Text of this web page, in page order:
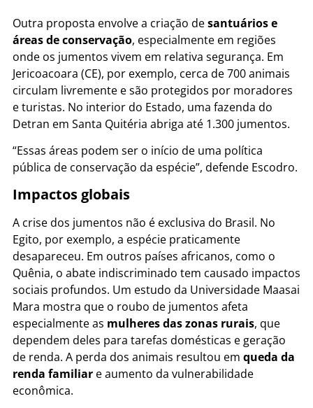
Outra proposta envolve a criação desantuários e
áreas de conservação, especialmente em regiões
onde os jumentos vivem em relativa segurança. Em
Jericoacoara (CE), por exemplo, cerca de 700 animais
circulam livremente e são protegidos por moradores
e turistas. No interior do Estado, uma fazenda do
Detran em Santa Quitéria abriga até 1.300 jumentos.
“Essas áreas podem ser o início de uma política
pública de conservação da espécie”, defende Escodro.
Impactos globais
A crise dos jumentos não é exclusiva do Brasil. No
Egito, por exemplo, a espécie praticamente
desapareceu. Em outros países africanos, como o
Quênia, o abate indiscriminado tem causado impactos
sociais profundos. Um estudo da Universidade Maasai
Mara mostra que o roubo de jumentos afeta
especialmente as mulheres das zonas rurais, que
dependem deles para tarefas domésticas e geração
de renda. A perda dos animais resultou em queda da
renda familiar e aumento da vulnerabilidade
econômica.